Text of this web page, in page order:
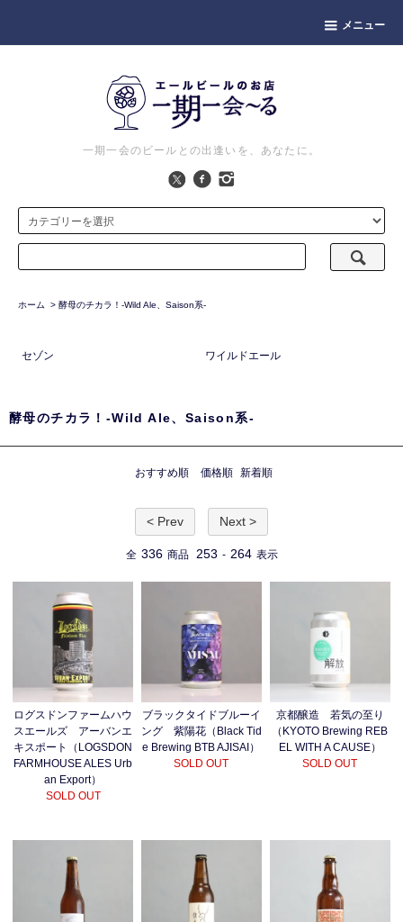
メニュー
一期一会のビールとの出逢いを、あなたに。
ホーム > 酵母のチカラ！-Wild Ale、Saison系-
セゾン ワイルドエール
酵母のチカラ！-Wild Ale、Saison系-
おすすめ順 価格順 新着順
< Prev Next >
全 336 商品 253 - 264 表示
ログスドンファームハウ
スエールズ アーバンエ
キスポート（LOGSDON
FARMHOUSE ALES Urb
an Export）
SOLD OUT
ブラックタイドブルーイ
ング 紫陽花（Black Tid
e Brewing BTB AJISAI）
SOLD OUT
京都醸造 若気の至り
（KYOTO Brewing REB
EL WITH A CAUSE）
SOLD OUT